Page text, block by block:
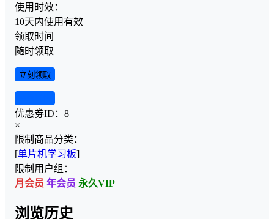
使用时效：
10天内使用有效
领取时间
随时领取
立刻领取
优惠劵ID： 8
×
限制商品分类：
[单片机学习板]
限制用户组：
月会员 年会员 永久VIP
浏览历史